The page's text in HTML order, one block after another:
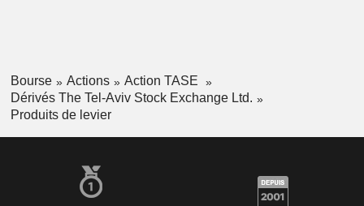
Bourse Actions
Action TASE
Dérivés The Tel-Aviv Stock Exchange Ltd.
Produits de levier